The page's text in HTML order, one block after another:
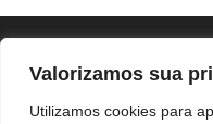
Valorizamos sua
Utilizamos cookies para